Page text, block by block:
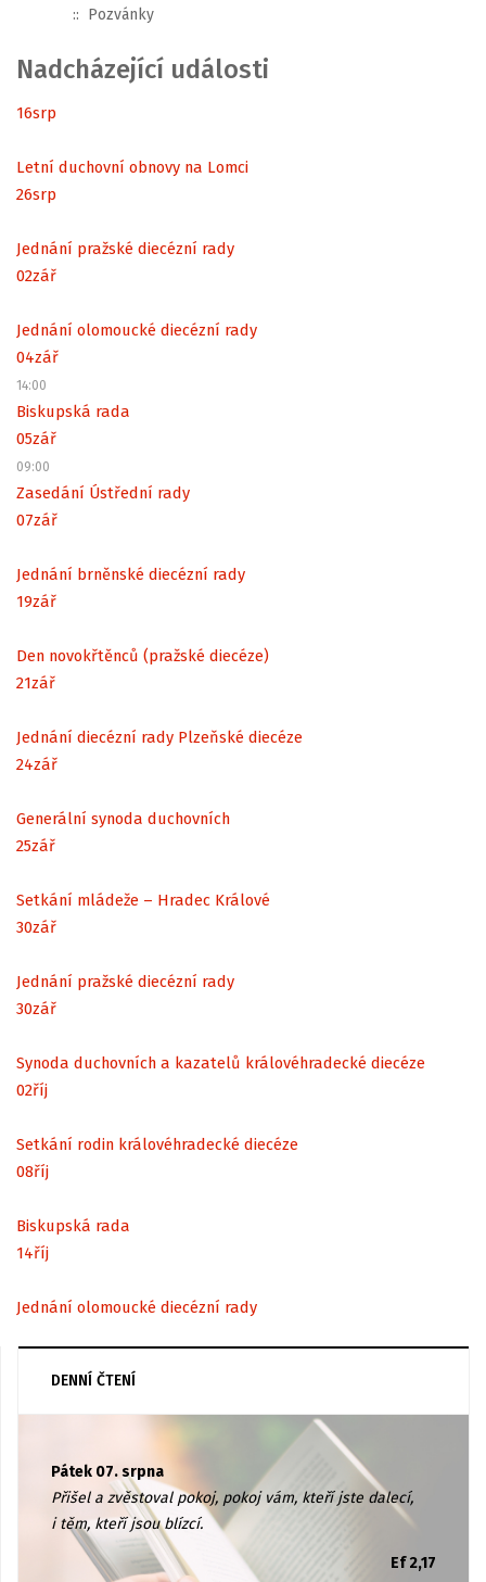
:: Pozvánky
Nadcházející události
16srp
Letní duchovní obnovy na Lomci
26srp
Jednání pražské diecézní rady
02zář
Jednání olomoucké diecézní rady
04zář
14:00
Biskupská rada
05zář
09:00
Zasedání Ústřední rady
07zář
Jednání brněnské diecézní rady
19zář
Den novokřtěnců (pražské diecéze)
21zář
Jednání diecézní rady Plzeňské diecéze
24zář
Generální synoda duchovních
25zář
Setkání mládeže – Hradec Králové
30zář
Jednání pražské diecézní rady
30zář
Synoda duchovních a kazatelů královéhradecké diecéze
02říj
Setkání rodin královéhradecké diecéze
08říj
Biskupská rada
14říj
Jednání olomoucké diecézní rady
DENNÍ ČTENÍ
Pátek 07. srpna
Přišel a zvěstoval pokoj, pokoj vám, kteří jste dalecí,
i těm, kteří jsou blízcí.
Ef 2,17